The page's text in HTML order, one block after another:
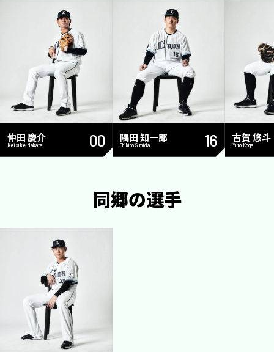
仲田 慶介
Keisuke Nakata 00 隅田 知一郎
Chihiro Sumida 16 古賀 悠斗
Yuto Koga
同郷の選手